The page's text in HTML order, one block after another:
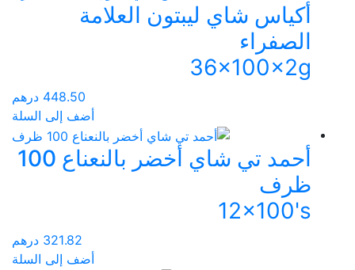
أكياس شاي ليبتون العلامة
الصفراء
36x100x2g
448.50 درهم
أضف إلى السلة
أحمد تي شاي أخضر بالنعناع 100
ظرف
12x100's
321.82 درهم
أضف إلى السلة